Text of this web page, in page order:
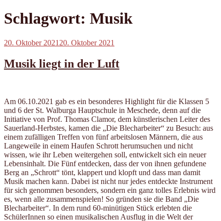
Schlagwort: Musik
Veröffentlicht
20. Oktober 2021 20. Oktober 2021
Musik liegt in der Luft
Am 06.10.2021 gab es ein besonderes Highlight für die Klassen 5
und 6 der St. Walburga Hauptschule in Meschede, denn auf die
Initiative von Prof. Thomas Clamor, dem künstlerischen Leiter des
Sauerland-Herbstes, kamen die „Die Blecharbeiter“ zu Besuch: aus
einem zufälligen Treffen von fünf arbeitslosen Männern, die aus
Langeweile in einem Haufen Schrott herumsuchen und nicht
wissen, wie ihr Leben weitergehen soll, entwickelt sich ein neuer
Lebensinhalt. Die Fünf entdecken, dass der von ihnen gefundene
Berg an „Schrott“ tönt, klappert und klopft und dass man damit
Musik machen kann. Dabei ist nicht nur jedes entdeckte Instrument
für sich genommen besonders, sondern ein ganz tolles Erlebnis wird
es, wenn alle zusammenspielen! So gründen sie die Band „Die
Blecharbeiter“. In dem rund 60-minütigen Stück erlebten die
SchülerInnen so einen musikalischen Ausflug in die Welt der